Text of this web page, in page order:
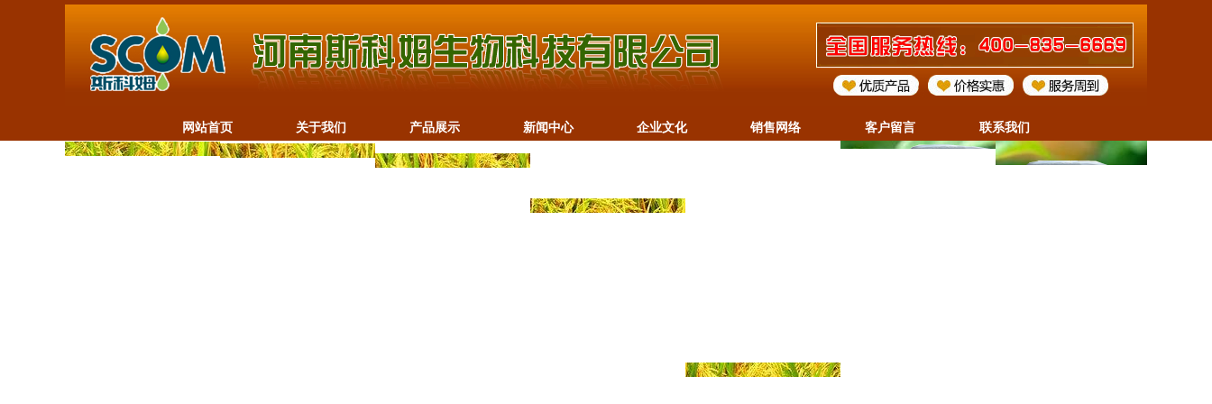
网站首页 关于我们 产品展示 新闻中心 企业文化 销售网络 客户留言 联系我们